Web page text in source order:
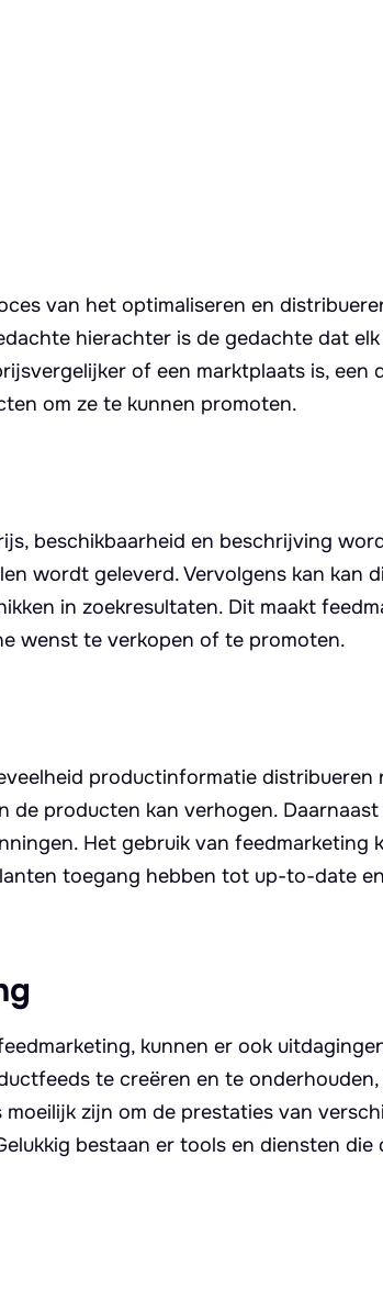
van het optimaliseren en
hierachter is de gedachte dat
of een marktplaats is, een
om ze te kunnen promoten.
beschikbaarheid en beschrijving
wordt geleverd. Vervolgens kan kan
in zoekresultaten. Dit maakt
wenst te verkopen of te promoten.
productinformatie distribueren
producten kan verhogen.
Het gebruik van feedmarketing
toegang hebben tot up-to-date
kunnen er ook
te creëren en te
zijn om de prestaties van
bestaan er tools en diensten die